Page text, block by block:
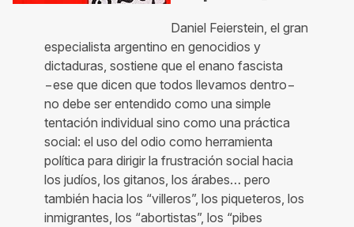
Daniel Feierstein, el gran
especialista argentino en genocidios y
dictaduras, sostiene que el enano fascista
−ese que dicen que todos llevamos dentro−
no debe ser entendido como una simple
tentación individual sino como una práctica
social: el uso del odio como herramienta
política para dirigir la frustración social hacia
los judíos, los gitanos, los árabes… pero
también hacia los “villeros”, los piqueteros, los
inmigrantes, los “abortistas”, los “pibes